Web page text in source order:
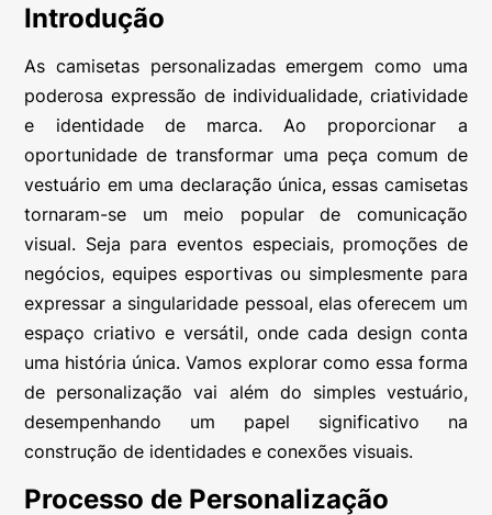
Introdução
As camisetas personalizadas emergem como uma
poderosa expressão de individualidade, criatividade
e identidade de marca. Ao proporcionar a
oportunidade de transformar uma peça comum de
vestuário em uma declaração única, essas camisetas
tornaram-se um meio popular de comunicação
visual. Seja para eventos especiais, promoções de
negócios, equipes esportivas ou simplesmente para
expressar a singularidade pessoal, elas oferecem um
espaço criativo e versátil, onde cada design conta
uma história única. Vamos explorar como essa forma
de personalização vai além do simples vestuário,
desempenhando um papel significativo na
construção de identidades e conexões visuais.
Processo de Personalização